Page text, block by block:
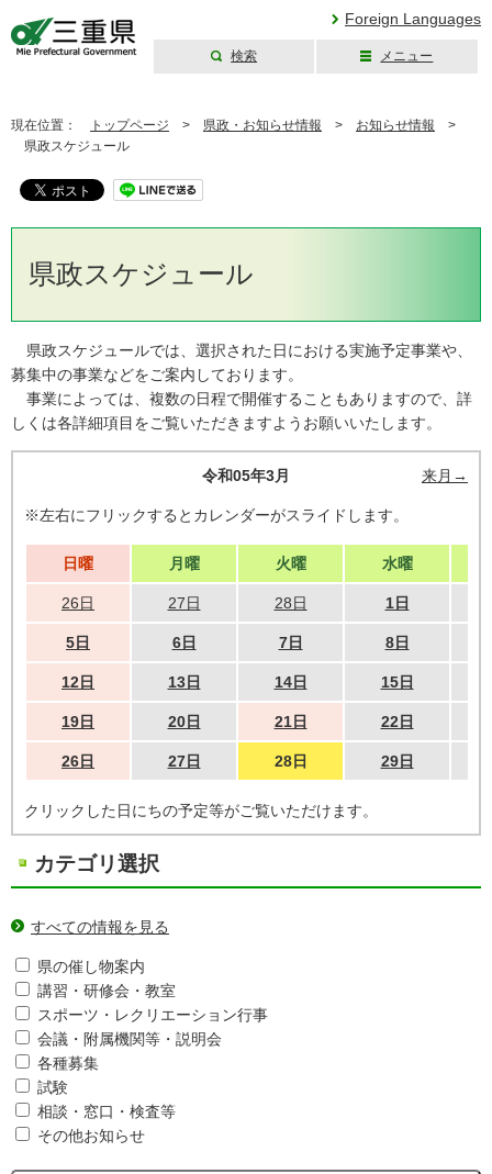
Foreign Languages
検索 メニュー
現在位置： トップページ > 県政・お知らせ情報 > お知らせ情報 >
県政スケジュール
県政スケジュール
県政スケジュールでは、選択された日における実施予定事業や、
募集中の事業などをご案内しております。
事業によっては、複数の日程で開催することもありますので、詳
しくは各詳細項目をご覧いただきますようお願いいたします。
令和05年3月 来月→
※左右にフリックするとカレンダーがスライドします。
日曜 月曜 火曜 水曜
26日 27日 28日 1日
5日 6日 7日 8日
12日 13日 14日 15日
19日 20日 21日 22日
26日 27日 28日 29日
クリックした日にちの予定等がご覧いただけます。
カテゴリ選択
すべての情報を見る
県の催し物案内
講習・研修会・教室
スポーツ・レクリエーション行事
会議・附属機関等・説明会
各種募集
試験
相談・窓口・検査等
その他お知らせ